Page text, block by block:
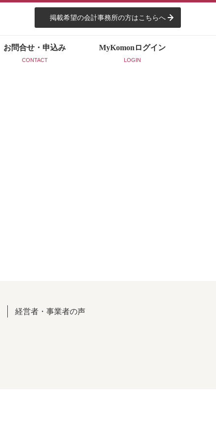
掲載希望の会計事務所の方はこちらへ
お問合せ・申込み
CONTACT
MyKomon ログイン
LOGIN
経営者・事業者の声